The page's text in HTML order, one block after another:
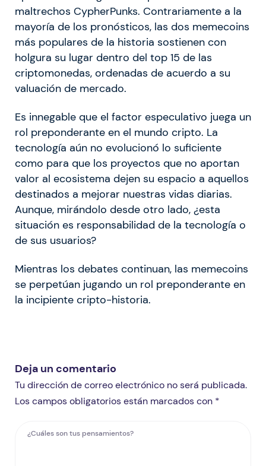
maltrechos CypherPunks. Contrariamente a la
mayoría de los pronósticos, las dos memecoins
más populares de la historia sostienen con
holgura su lugar dentro del top 15 de las
criptomonedas, ordenadas de acuerdo a su
valuación de mercado.
Es innegable que el factor especulativo juega un
rol preponderante en el mundo cripto. La
tecnología aún no evolucionó lo suficiente
como para que los proyectos que no aportan
valor al ecosistema dejen su espacio a aquellos
destinados a mejorar nuestras vidas diarias.
Aunque, mirándolo desde otro lado, ¿esta
situación es responsabilidad de la tecnología o
de sus usuarios?
Mientras los debates continuan, las memecoins
se perpetúan jugando un rol preponderante en
la incipiente cripto-historia.
Deja un comentario
Tu dirección de correo electrónico no será publicada.
Los campos obligatorios están marcados con *